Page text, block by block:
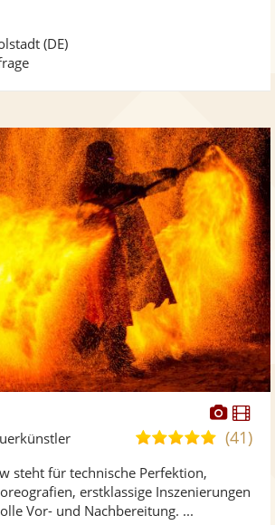
(DE)
4,9
Sternen
(41)
steht für technische Perfektion,
erstklassige Inszenierungen
Vor- und Nachbereitung. ...